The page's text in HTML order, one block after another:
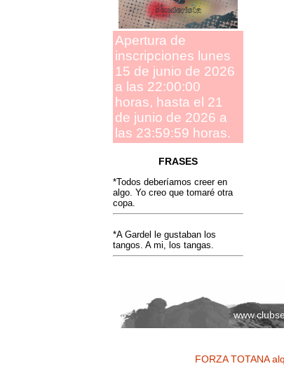
Apertura de
inscripciones lunes
15 de junio de 2026
a las 22:00:00
horas, hasta el 21
de junio de 2026 a
las 23:59:59 horas.
FRASES
*Todos deberíamos creer en
algo. Yo creo que tomaré otra
copa.
*A Gardel le gustaban los
tangos. A mi, los tangas.
FORZA TOTANA